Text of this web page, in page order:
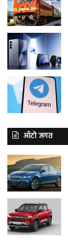
ऑटो जगत